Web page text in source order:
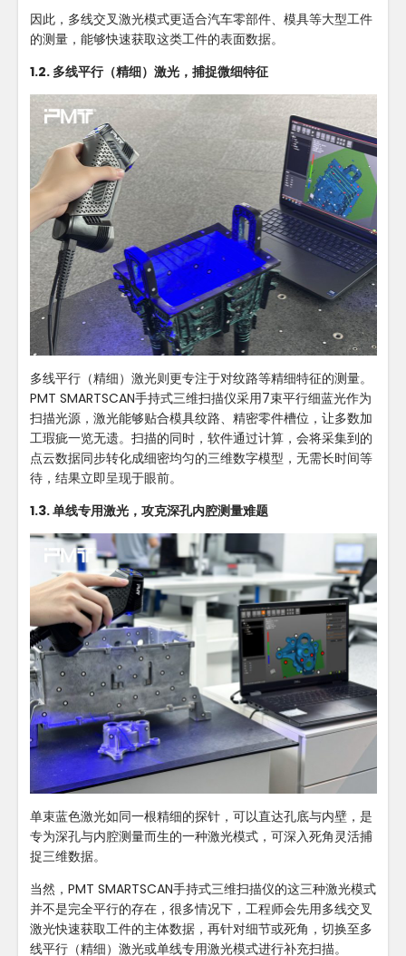
因此，多线交叉激光模式更适合汽车零部件、模具等大型工件
的测量，能够快速获取这类工件的表面数据。
1.2. 多线平行（精细）激光，捕捉微细特征
多线平行（精细）激光则更专注于对纹路等精细特征的测量。
PMT SMARTSCAN手持式三维扫描仪采用7束平行细蓝光作为
扫描光源，激光能够贴合模具纹路、精密零件槽位，让多数加
工瑕疵一览无遗。扫描的同时，软件通过计算，会将采集到的
点云数据同步转化成细密均匀的三维数字模型，无需长时间等
待，结果立即呈现于眼前。
1.3. 单线专用激光，攻克深孔内腔测量难题
单束蓝色激光如同一根精细的探针，可以直达孔底与内壁，是
专为深孔与内腔测量而生的一种激光模式，可深入死角灵活捕
捉三维数据。
当然，PMT SMARTSCAN手持式三维扫描仪的这三种激光模式
并不是完全平行的存在，很多情况下，工程师会先用多线交叉
激光快速获取工件的主体数据，再针对细节或死角，切换至多
线平行（精细）激光或单线专用激光模式进行补充扫描。